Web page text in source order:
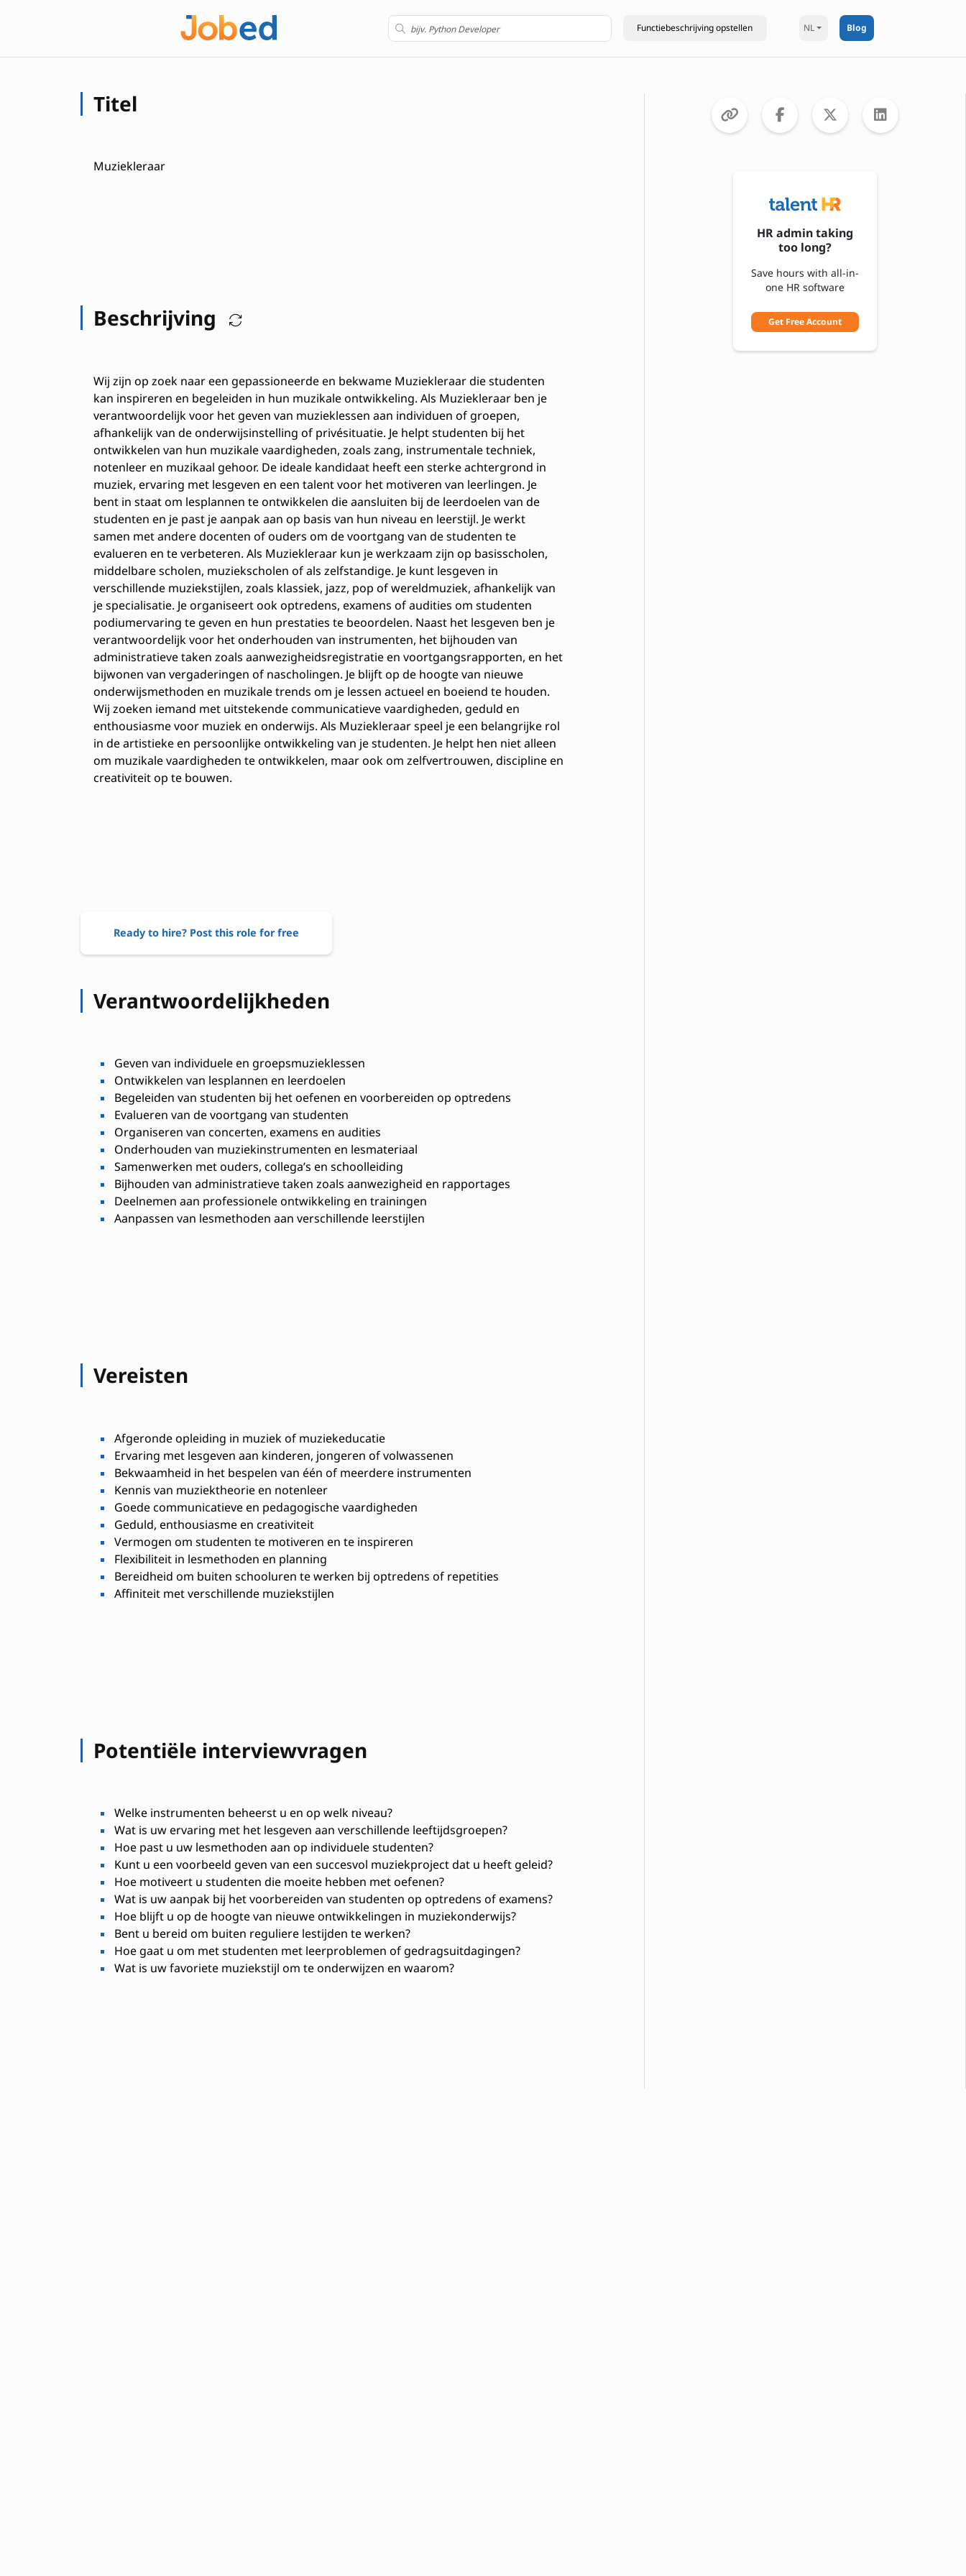
NL Blog
Titel
Muziekleraar
Beschrijving
Wij zijn op zoek naar een gepassioneerde en bekwame Muziekleraar die studenten
kan inspireren en begeleiden in hun muzikale ontwikkeling. Als Muziekleraar ben je
verantwoordelijk voor het geven van muzieklessen aan individuen of groepen,
afhankelijk van de onderwijsinstelling of privésituatie. Je helpt studenten bij het
ontwikkelen van hun muzikale vaardigheden, zoals zang, instrumentale techniek,
notenleer en muzikaal gehoor. De ideale kandidaat heeft een sterke achtergrond in
muziek, ervaring met lesgeven en een talent voor het motiveren van leerlingen. Je
bent in staat om lesplannen te ontwikkelen die aansluiten bij de leerdoelen van de
studenten en je past je aanpak aan op basis van hun niveau en leerstijl. Je werkt
samen met andere docenten of ouders om de voortgang van de studenten te
evalueren en te verbeteren. Als Muziekleraar kun je werkzaam zijn op basisscholen,
middelbare scholen, muziekscholen of als zelfstandige. Je kunt lesgeven in
verschillende muziekstijlen, zoals klassiek, jazz, pop of wereldmuziek, afhankelijk van
je specialisatie. Je organiseert ook optredens, examens of audities om studenten
podiumervaring te geven en hun prestaties te beoordelen. Naast het lesgeven ben je
verantwoordelijk voor het onderhouden van instrumenten, het bijhouden van
administratieve taken zoals aanwezigheidsregistratie en voortgangsrapporten, en het
bijwonen van vergaderingen of nascholingen. Je blijft op de hoogte van nieuwe
onderwijsmethoden en muzikale trends om je lessen actueel en boeiend te houden.
Wij zoeken iemand met uitstekende communicatieve vaardigheden, geduld en
enthousiasme voor muziek en onderwijs. Als Muziekleraar speel je een belangrijke rol
in de artistieke en persoonlijke ontwikkeling van je studenten. Je helpt hen niet alleen
om muzikale vaardigheden te ontwikkelen, maar ook om zelfvertrouwen, discipline en
creativiteit op te bouwen.
Ready to hire? Post this role for free
Verantwoordelijkheden
Geven van individuele en groepsmuzieklessen
Ontwikkelen van lesplannen en leerdoelen
Begeleiden van studenten bij het oefenen en voorbereiden op optredens
Evalueren van de voortgang van studenten
Organiseren van concerten, examens en audities
Onderhouden van muziekinstrumenten en lesmateriaal
Samenwerken met ouders, collega’s en schoolleiding
Bijhouden van administratieve taken zoals aanwezigheid en rapportages
Deelnemen aan professionele ontwikkeling en trainingen
Aanpassen van lesmethoden aan verschillende leerstijlen
Vereisten
Afgeronde opleiding in muziek of muziekeducatie
Ervaring met lesgeven aan kinderen, jongeren of volwassenen
Bekwaamheid in het bespelen van één of meerdere instrumenten
Kennis van muziektheorie en notenleer
Goede communicatieve en pedagogische vaardigheden
Geduld, enthousiasme en creativiteit
Vermogen om studenten te motiveren en te inspireren
Flexibiliteit in lesmethoden en planning
Bereidheid om buiten schooluren te werken bij optredens of repetities
Affiniteit met verschillende muziekstijlen
Potentiële interviewvragen
Welke instrumenten beheerst u en op welk niveau?
Wat is uw ervaring met het lesgeven aan verschillende leeftijdsgroepen?
Hoe past u uw lesmethoden aan op individuele studenten?
Kunt u een voorbeeld geven van een succesvol muziekproject dat u heeft geleid?
Hoe motiveert u studenten die moeite hebben met oefenen?
Wat is uw aanpak bij het voorbereiden van studenten op optredens of examens?
Hoe blijft u op de hoogte van nieuwe ontwikkelingen in muziekonderwijs?
Bent u bereid om buiten reguliere lestijden te werken?
Hoe gaat u om met studenten met leerproblemen of gedragsuitdagingen?
Wat is uw favoriete muziekstijl om te onderwijzen en waarom?
HR admin taking
too long?
Save hours with all-in-
one HR software
Get Free Account